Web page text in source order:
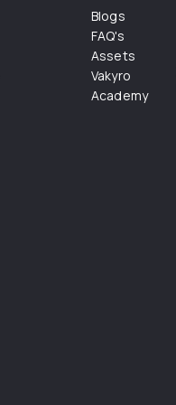
Blogs
FAQ's
Assets
Vakyro
Academy